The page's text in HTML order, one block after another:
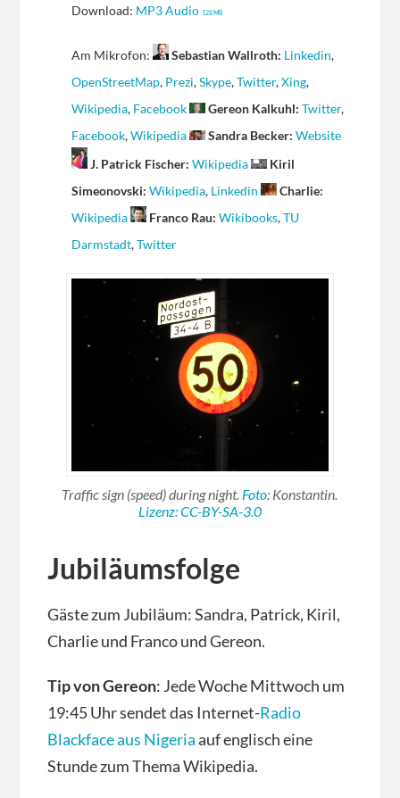
Download: MP3 Audio 128 MB
Am Mikrofon: Sebastian Wallroth: Linkedin,
OpenStreetMap, Prezi,Skype,Twitter,Xing,
Wikipedia, Facebook Gereon Kalkuhl: Twitter,
Facebook,Wikipedia Sandra Becker: Website
J. Patrick Fischer: Wikipedia
Kiril
Simeonovski: Wikipedia, Linkedin
Charlie:
Wikipedia
Franco Rau: Wikibooks,TU
Darmstadt,Twitter
Traffic sign (speed) during night. Foto: Konstantin.
Lizenz: CC-BY-SA-3.0
Jubiläumsfolge
Gäste zum Jubiläum: Sandra, Patrick, Kiril,
Charlie und Franco und Gereon.
Tip von Gereon: Jede Woche Mittwoch um
19:45 Uhr sendet das Internet-Radio
Blackface aus Nigeriaauf englisch eine
Stunde zum Thema Wikipedia.